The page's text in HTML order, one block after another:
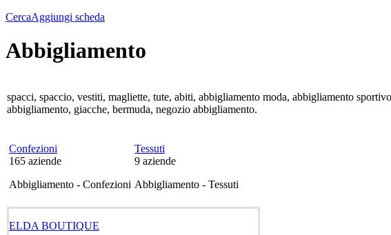
CercaAggiungi scheda
Abbigliamento
spacci, spaccio, vestiti, magliette, tute, abiti, abbigliamento moda, abbigliamento
abbigliamento, giacche, bermuda, negozio abbigliamento.
Confezioni
165 aziende
Abbigliamento - Confezioni
Tessuti
9 aziende
Abbigliamento - Tessuti
ELDA BOUTIQUE